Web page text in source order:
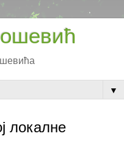
▼
локалне